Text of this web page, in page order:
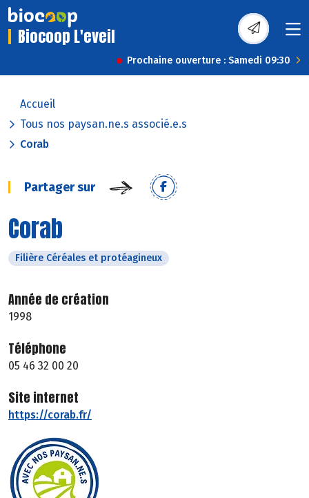
Biocoop L'eveil
Prochaine ouverture : Samedi 09:30
Accueil
Tous nos paysan.ne.s associé.e.s
Corab
Partager sur
Corab
Filière Céréales et protéagineux
Année de création
1998
Téléphone
05 46 32 00 20
Site internet
https://corab.fr/